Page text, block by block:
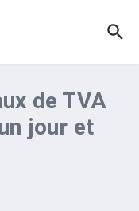
de TVA
jour et